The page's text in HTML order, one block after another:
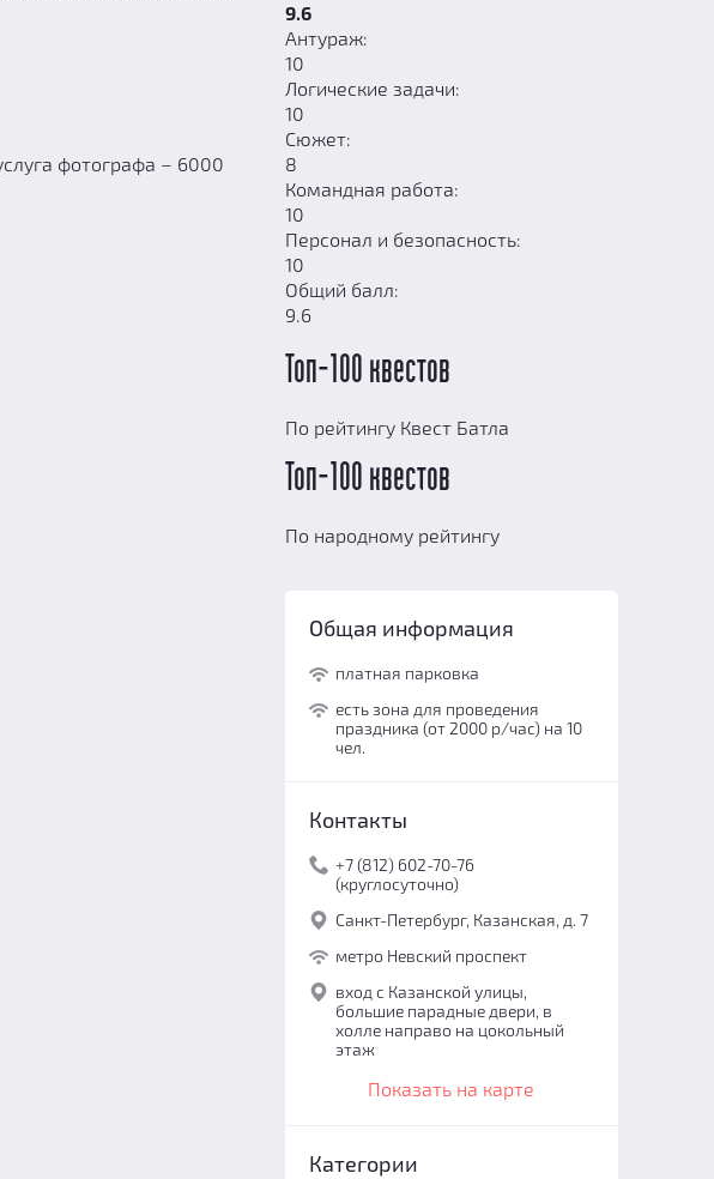
фотографа – 6000
9.6
Антураж:
10
Логические задачи:
10
Сюжет:
8
Командная работа:
10
Персонал и безопасность:
10
Общий балл:
9.6
Топ-100 квестов
По рейтингу Квест Батла
Топ-100 квестов
По народному рейтингу
Общая информация
платная парковка
есть зона для проведения
праздника (от 2000 р/час) на 10
чел.
Контакты
+7 (812) 602-70-76
(круглосуточно)
Санкт-Петербург, Казанская, д. 7
метро Невский проспект
вход с Казанской улицы,
большие парадные двери, в
холле направо на цокольный
этаж
Показать на карте
Категории